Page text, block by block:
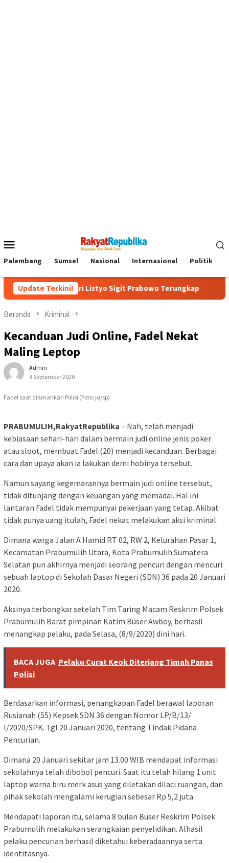
Mobile
Palembang Sumsel Nasional Internasional Politik
Update Terkini!
Kapolri Listyo Sigit Prabowo Terungkap Sudah Tiga
Beranda Kriminal
Kecanduan Judi Online, Fadel Nekat
Maling Leptop
Admin
8 September 2020
Fadel saat diamankan Polisi (Poto: ju/sp)
PRABUMULIH,RakyatRepublika – Nah, telah menjadi
kebiasaan sehari-hari dalam bermain judi online jenis poker
atau sloot, membuat Fadel (20) menjadi kecanduan. Berbagai
cara dan upaya akan ia lakukan demi hobinya tersebut.
Namun sayang kegemarannya bermain judi online tersebut,
tidak ditunjang dengan keuangan yang memadai. Hal ini
lantaran Fadel tidak mempunyai pekerjaan yang tetap. Akibat
tidak punya uang itulah, Fadel nekat melakukan aksi kriminal.
Dimana warga Jalan A Hamid RT 02, RW 2, Kelurahan Pasar 1,
Kecamatan Prabumulih Utara, Kota Prabumulih Sumatera
Selatan pun akhirnya menjadi seorang pencuri dengan mencuri
sebuah laptop di Sekolah Dasar Negeri (SDN) 36 pada 20 Januari
2020.
Aksinya terbongkar setelah Tim Taring Macam Reskrim Polsek
Prabumulih Barat pimpinan Katim Buser Awboy, berhasil
menangkap pelaku, pada Selasa, (8/9/2020) dini hari.
BACA JUGA Pelaku Curat Keok Diterjang Timah Panas
Polisi
Berdasarkan informasi, penangkapan Fadel berawal laporan
Rusianah (55) Kepsek SDN 36 dengan Nomor LP/B/13/
I/2020/SPK. Tgl 20 Januari 2020, tentang Tindak Pidana
Pencurian.
Dimana 20 Januari sekitar jam 13.00 WIB mendapat informasi
sekolahnya telah dibobol pencuri. Saat itu telah hilang 1 unit
laptop warna biru merk asus yang diletakan dilaci ruangan, dan
pihak sekolah mengalami kerugian sebesar Rp 5,2 juta.
Mendapati laporan itu, selama 8 bulan Buser Reskrim Polsek
Prabumulih melakukan serangkaian penyelidikan. Alhasil
pelaku pencurian berhasil diketahui keberadaannya serta
identitasnya.